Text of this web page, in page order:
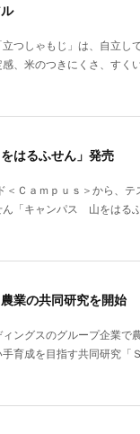
つしゃもじ」は、自立
、米のつきにくさ、す
はるふせん」発売
Ｃａｍｐｕｓ＞から、
「キャンパス 山をは
業の共同研究を開始
ングスのグループ企業
手育成を目指す共同